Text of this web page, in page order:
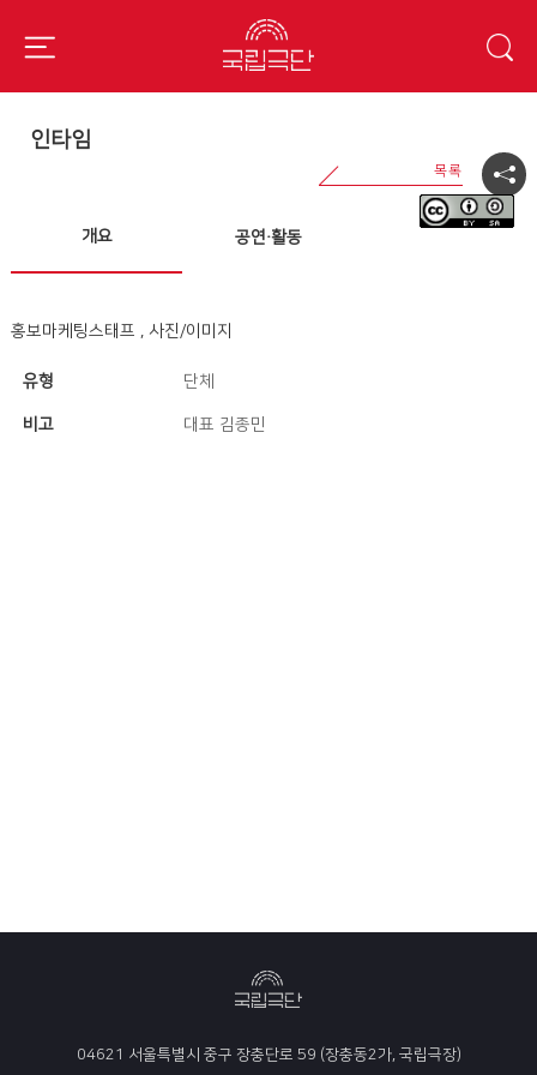
인타임
개요 공연·활동
홍보마케팅스태프 , 사진/이미지
유형 단체
비고 대표 김종민
04621 서울특별시 중구 장충단로 59 (장충동2가, 국립극장)